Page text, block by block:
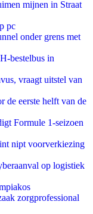
mijnen in Straat
pc
onder grens met
bestelbus in
vraagt uitstel van
de eerste helft van de
Formule 1-seizoen
nipt voorverkiezing
op logistiek
zorgprofessional